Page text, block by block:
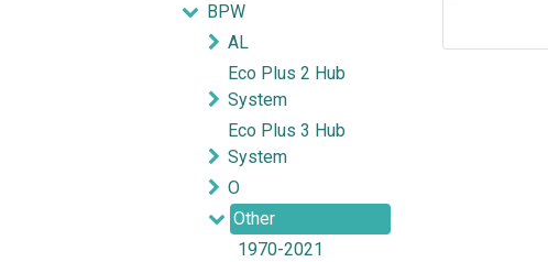
BPW
AL
Eco Plus 2 Hub
System
Eco Plus 3 Hub
System
O
Other
1970-2021